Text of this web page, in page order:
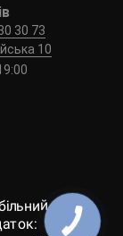
10
30 73
КНОПКА
ЗВ'ЯЗКУ